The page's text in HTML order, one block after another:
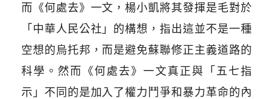
而《何處去》一文，楊小凱將其發揮是毛對於
「中華人民公社」的構想，指出這並不是一種
空想的烏托邦，而是避免蘇聯修正主義道路的
科學。然而《何處去》一文真正與「五七指
示」不同的是加入了權力鬥爭和暴力革命的內